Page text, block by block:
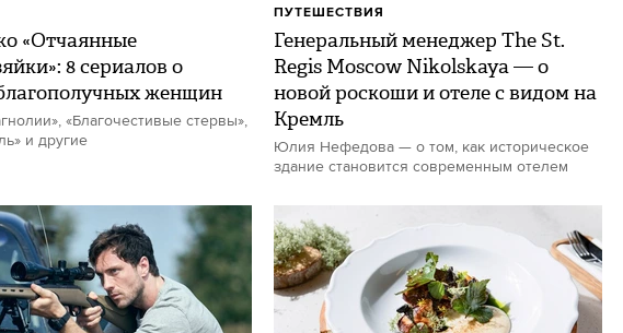
«Отчаянные
8 сериалов о
женщин
«Благочестивые стервы»,
и другие
Генеральный менеджер The St.
Regis Moscow Nikolskaya — о
новой роскоши и отеле с видом на
Кремль
Юлия Нефедова — о том, как историческое
здание становится современным отелем
ПУТЕШЕСТВИЯ